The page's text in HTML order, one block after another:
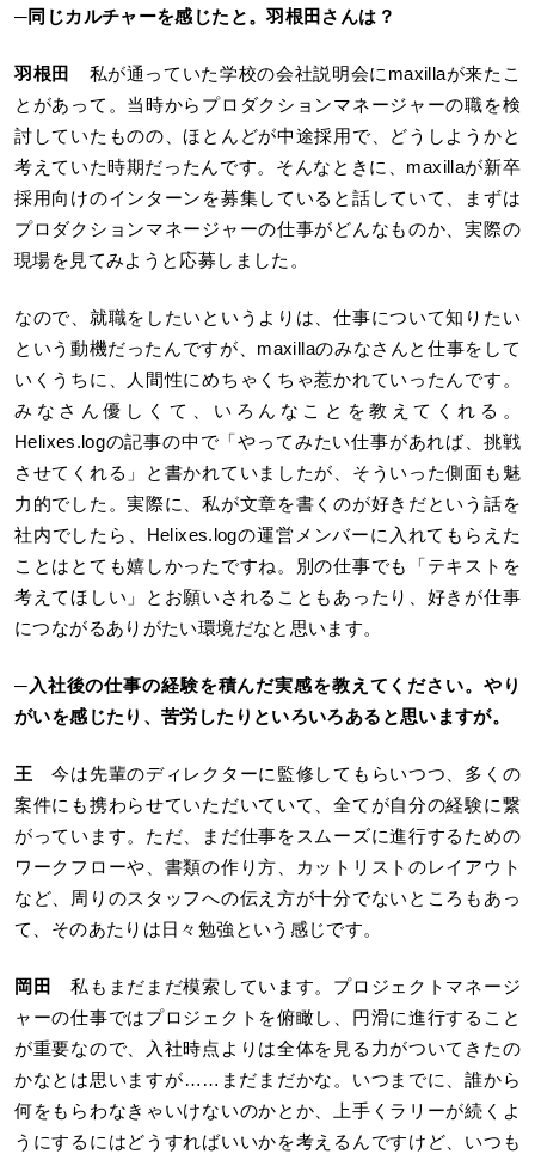
─同じカルチャーを感じたと。羽根田さんは？
羽根田
私が通っていた学校の会社説明会にmaxillaが来たこ
とがあって。当時からプロダクションマネージャーの職を検
討していたものの、ほとんどが中途採用で、どうしようかと
考えていた時期だったんです。そんなときに、maxillaが新卒
採用向けのインターンを募集していると話していて、まずは
プロダクションマネージャーの仕事がどんなものか、実際の
現場を見てみようと応募しました。
なので、就職をしたいというよりは、仕事について知りたい
という動機だったんですが、maxillaのみなさんと仕事をして
いくうちに、人間性にめちゃくちゃ惹かれていったんです。
みなさん優しくて、いろんなことを教えてくれる。
Helixes.logの記事の中で「やってみたい仕事があれば、挑戦
させてくれる」と書かれていましたが、そういった側面も魅
力的でした。実際に、私が文章を書くのが好きだという話を
社内でしたら、Helixes.logの運営メンバーに入れてもらえた
ことはとても嬉しかったですね。別の仕事でも「テキストを
考えてほしい」とお願いされることもあったり、好きが仕事
につながるありがたい環境だなと思います。
─ 入社後の仕事の経験を積んだ実感を教えてください。やり
がいを感じたり、苦労したりといろいろあると思いますが。
王今は先輩のディレクターに監修してもらいつつ、多くの
案件にも携わらせていただいていて、全てが自分の経験に繋
がっています。ただ、まだ仕事をスムーズに進行するための
ワークフローや、書類の作り方、カットリストのレイアウト
など、周りのスタッフへの伝え方が十分でないところもあっ
て、そのあたりは日々勉強という感じです。
岡田
私もまだまだ模索しています。プロジェクトマネージ
ャーの仕事ではプロジェクトを俯瞰し、円滑に進行すること
が重要なので、入社時点よりは全体を見る力がついてきたの
かなとは思いますが……まだまだかな。いつまでに、誰から
何をもらわなきゃいけないのかとか、上手くラリーが続くよ
うにするにはどうすればいいかを考えるんですけど、いつも